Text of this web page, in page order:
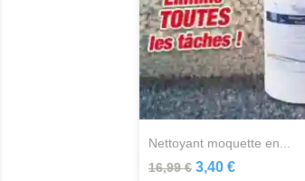
nettoyant moquette en...
16,99 € 3,40 €
Aperçu rapide